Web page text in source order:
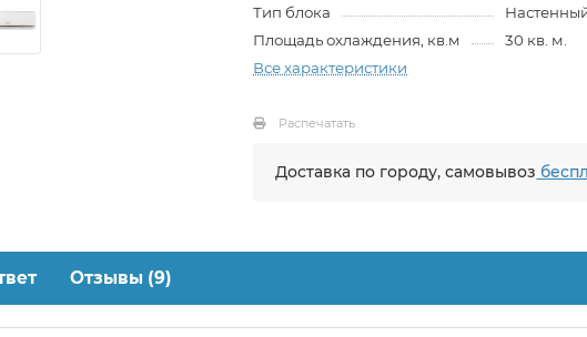
Тип блока
Площадь охлаждения, кв.м
30 кв. м.
Все характеристики
Распечатать
Доставка по городу, самовывоз
Отзывы (9)